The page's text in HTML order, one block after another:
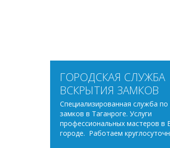
ГОРОДСКАЯ СЛУЖБА
ВСКРЫТИЯ ЗАМКОВ
Специализированная служба
замков в Таганроге. Услуги
профессиональных мастеров в
городе. Работаем